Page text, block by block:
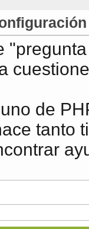
de
tanto